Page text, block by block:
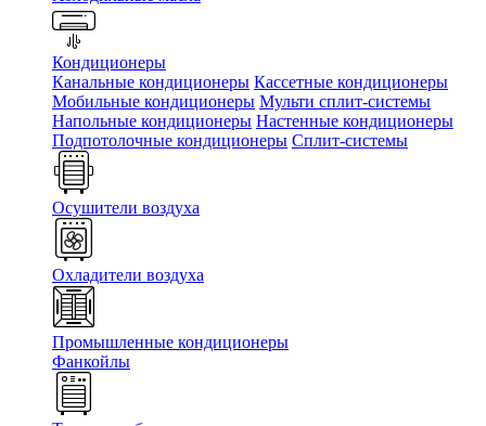
Кондиционеры
Канальные кондиционеры Кассетные кондиционеры
Мобильные кондиционеры Мульти сплит-системы
Напольные кондиционеры Настенные кондиционеры
Подпотолочные кондиционеры Сплит-системы
Осушители воздуха
Охладители воздуха
Промышленные кондиционеры
Фанкойлы